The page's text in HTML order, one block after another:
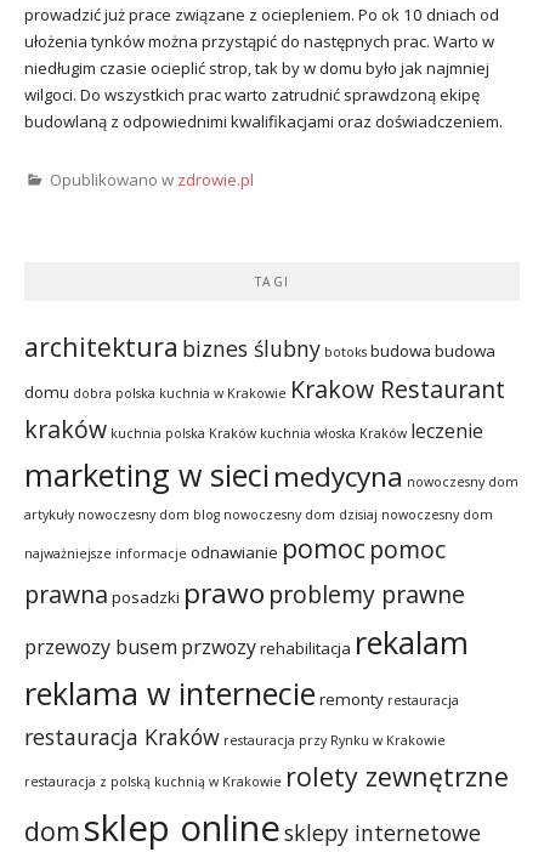
prowadzić już prace związane z ociepleniem. Po ok 10 dniach od
ułożenia tynków można przystąpić do następnych prac. Warto w
niedługim czasie ocieplić strop, tak by w domu było jak najmniej
wilgoci. Do wszystkich prac warto zatrudnić sprawdzoną ekipę
budowlaną z odpowiednimi kwalifikacjami oraz doświadczeniem.
Opublikowano w zdrowie.pl
TAGI
architektura biznes ślubny botoks budowa budowa
domu dobra polska kuchnia w Krakowie Krakow Restaurant
kraków kuchnia polska Kraków kuchnia włoska Kraków leczenie
marketing w siecimedycyna nowoczesny dom
artykuły nowoczesny dom blog nowoczesny dom dzisiaj nowoczesny dom
najważniejsze informacje odnawianie pomoc pomoc
prawna posadzki prawo problemy prawne
przewozy busem przwozyrehabilitacja rekalam
reklama w internecieremonty restauracja
restauracja Kraków restauracja przy Rynku w Krakowie
restauracja z polską kuchnią w Krakowie rolety zewnętrzne
domsklep onlinesklepy internetowe